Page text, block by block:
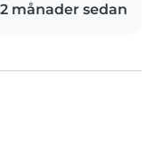
månader sedan